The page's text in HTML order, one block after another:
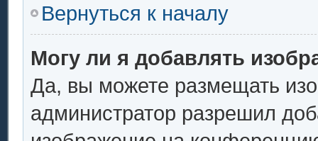
Вернуться к началу
Могу ли я добавлять
Да, вы можете размещать
администратор разрешил